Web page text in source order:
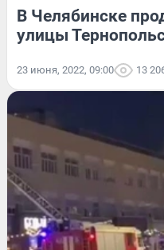
В Челябинске
улицы
23 июня, 2022, 09:00 13